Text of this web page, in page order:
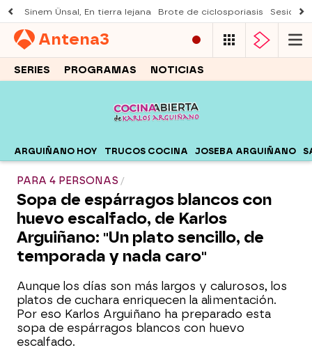
Sinem Ünsal, En tierra lejana Brote de ciclosporiasis Sesión
Antena3
SERIES PROGRAMAS NOTICIAS
ARGUIÑANO HOY TRUCOS COCINA JOSEBA ARGUIÑANO
PARA 4 PERSONAS
Sopa de espárragos blancos con
huevo escalfado, de Karlos
Arguiñano: "Un plato sencillo, de
temporada y nada caro"
Aunque los días son más largos y calurosos, los
platos de cuchara enriquecen la alimentación.
Por eso Karlos Arguiñano ha preparado esta
sopa de espárragos blancos con huevo
escalfado.